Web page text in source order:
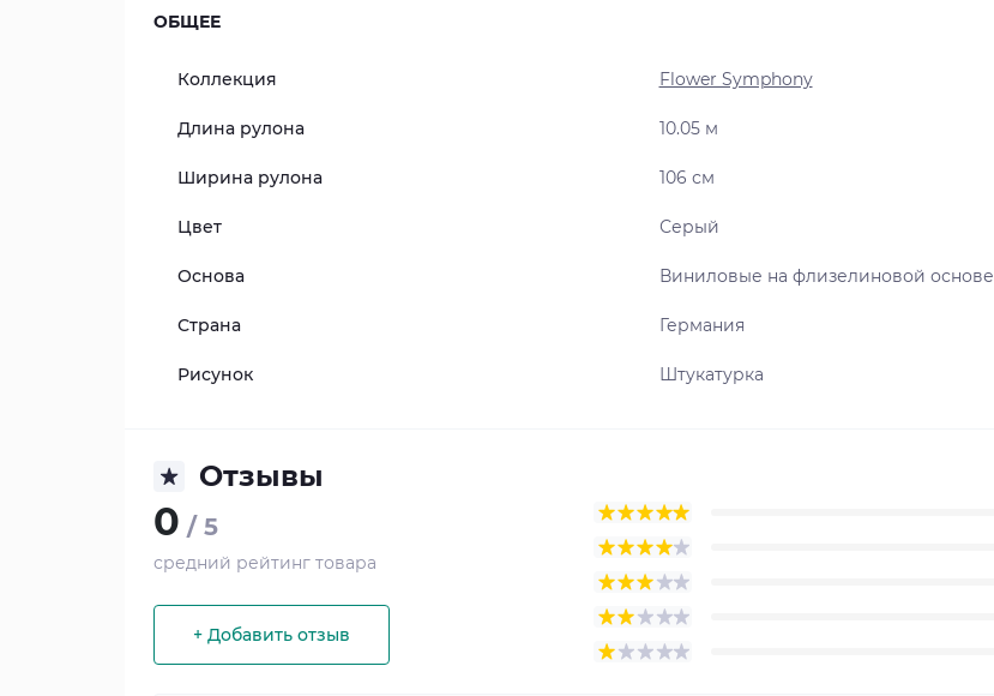
ОБЩЕЕ
Коллекция Flower Symphony
Длина рулона 10.05 м
Ширина рулона 106 см
Цвет Серый
Основа Виниловые на флизелиновой основе
Страна Германия
Рисунок Штукатурка
Отзывы
0 / 5
средний рейтинг товара
+ Добавить отзыв